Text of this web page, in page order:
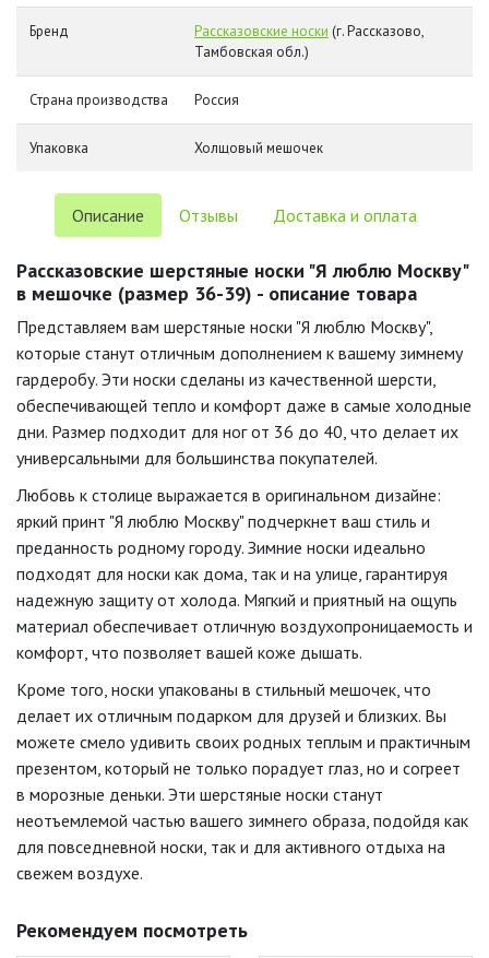
Бренд Рассказовские носки (г. Рассказово,
Тамбовская обл.)
Страна производства Россия
Упаковка Холщовый мешочек
Описание Отзывы Доставка и оплата
Рассказовские шерстяные носки "Я люблю Москву"
в мешочке (размер 36-39) - описание товара
Представляем вам шерстяные носки "Я люблю Москву",
которые станут отличным дополнением к вашему зимнему
гардеробу. Эти носки сделаны из качественной шерсти,
обеспечивающей тепло и комфорт даже в самые холодные
дни. Размер подходит для ног от 36 до 40, что делает их
универсальными для большинства покупателей.
Любовь к столице выражается в оригинальном дизайне:
яркий принт "Я люблю Москву" подчеркнет ваш стиль и
преданность родному городу. Зимние носки идеально
подходят для носки как дома, так и на улице, гарантируя
надежную защиту от холода. Мягкий и приятный на ощупь
материал обеспечивает отличную воздухопроницаемость и
комфорт, что позволяет вашей коже дышать.
Кроме того, носки упакованы в стильный мешочек, что
делает их отличным подарком для друзей и близких. Вы
можете смело удивить своих родных теплым и практичным
презентом, который не только порадует глаз, но и согреет
в морозные деньки. Эти шерстяные носки станут
неотъемлемой частью вашего зимнего образа, подойдя как
для повседневной носки, так и для активного отдыха на
свежем воздухе.
Рекомендуем посмотреть